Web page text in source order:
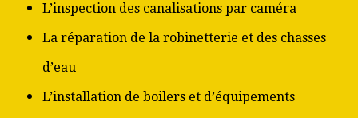
L’inspection des canalisations par caméra
La réparation de la robinetterie et des chasses
d’eau
L’installation de boilers et d’équipements